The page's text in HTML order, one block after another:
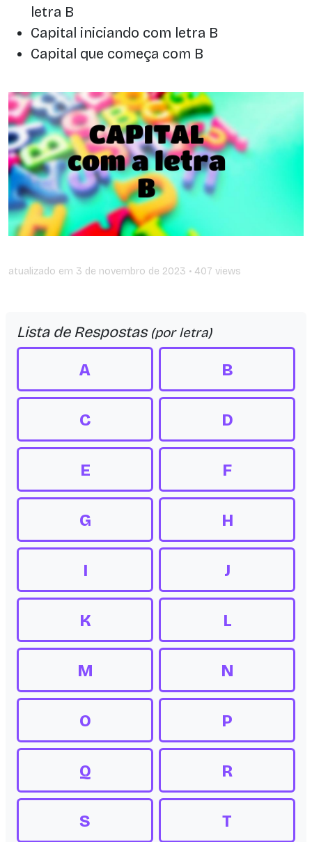
letra B
Capital iniciando com letra B
Capital que começa com B
atualizado em 3 de novembro de 2023 • 407 views
Lista de Respostas (por letra)
A B
C D
E F
G H
I J
K L
M N
O P
Q R
S T